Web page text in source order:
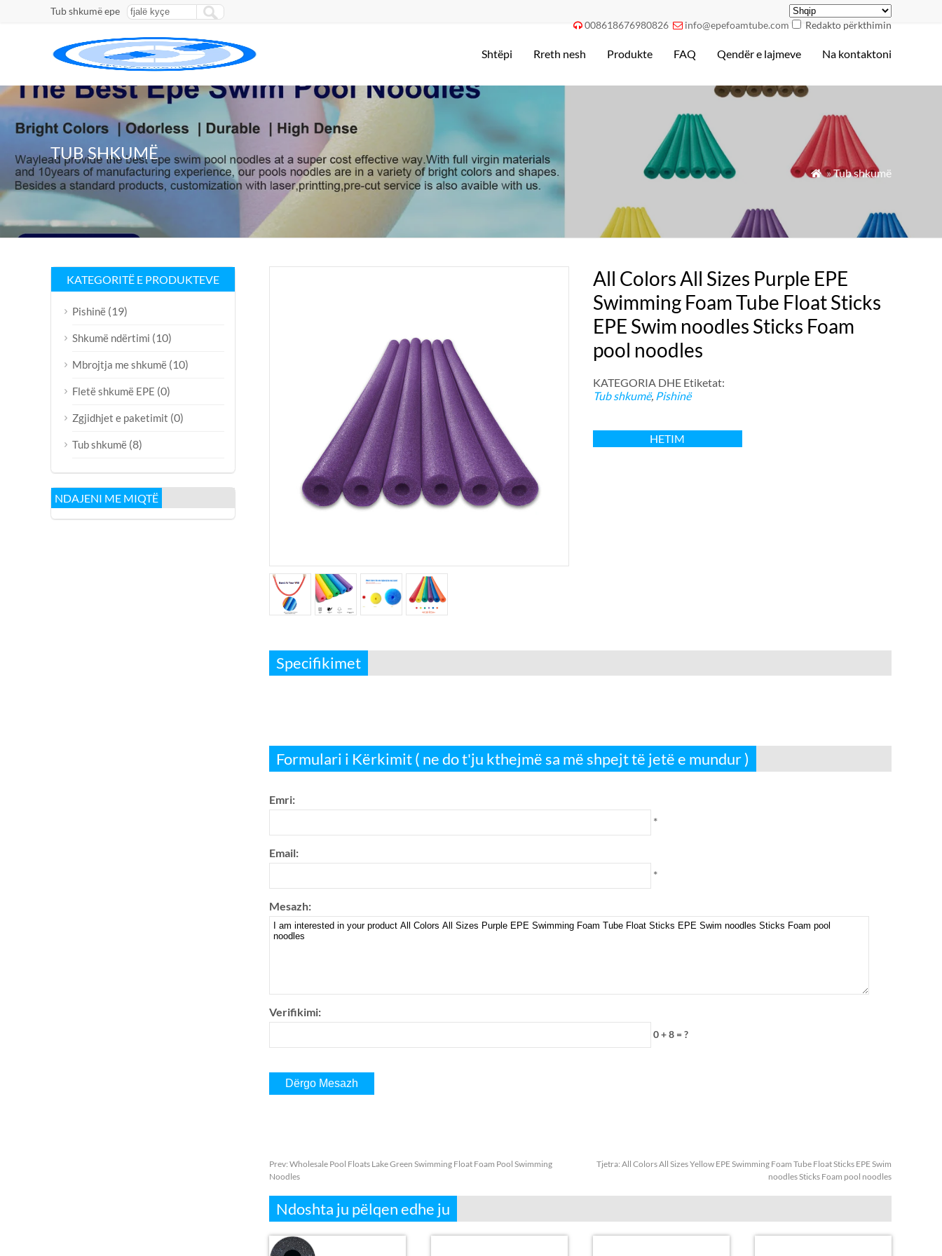
Tub shkumë epe
 008618676980826  info@epefoamtube.com Redakto përkthimin
Shtëpi Rreth nesh Produkte FAQ Qendër e lajmeve Na kontaktoni
TUB SHKUMË
 »Tub shkumë
All Colors All Sizes Purple EPE
Swimming Foam Tube Float Sticks
EPE Swim noodles Sticks Foam
pool noodles
KATEGORIA DHE Etiketat:
Tub shkumë, Pishinë
HETIM
Specifikimet
Formulari i Kërkimit ( ne do t'ju kthejmë sa më shpejt të jetë e mundur )
Emri:
*
Email:
*
Mesazh:
Verifikimi:
0 + 8 = ?
Prev: Wholesale Pool Floats Lake Green Swimming Float Foam Pool Swimming
Noodles
Tjetra: All Colors All Sizes Yellow EPE Swimming Foam Tube Float Sticks EPE Swim
noodles Sticks Foam pool noodles
Ndoshta ju pëlqen edhe ju
KATEGORITË E PRODUKTEVE
Pishinë (19)
Shkumë ndërtimi (10)
Mbrojtja me shkumë (10)
Fletë shkumë EPE (0)
Zgjidhjet e paketimit (0)
Tub shkumë (8)
NDAJENI ME MIQTË